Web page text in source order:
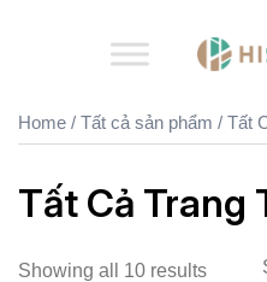
Home / Tất cả sản phẩm / Tất
Tất Cả Trang
Showing all 10 results